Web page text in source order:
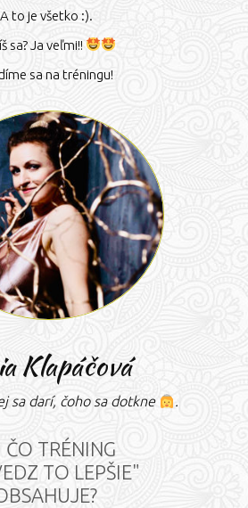
A to je všetko :).
sa? Ja veľmi!!
sa na tréningu!
Klapáčová
sa darí, čoho sa dotkne .
ČO TRÉNING
TO LEPŠIE"